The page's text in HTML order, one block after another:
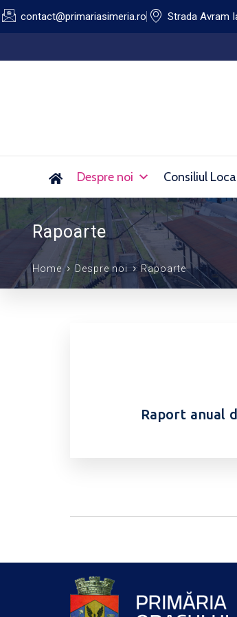
contact@primariasimeria.ro Strada Avram
Lucrări de dezinsecție pe
Despre noi Consiliul
Rapoarte
Home Despre noi Rapoarte
Raport anual